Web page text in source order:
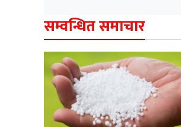
सम्वन्धित समाचार